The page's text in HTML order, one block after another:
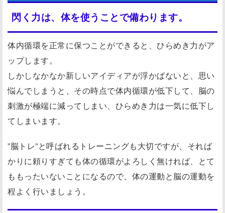
閃く力は、体を使うことで備わります。
体内循環を正常に保つことができると、ひらめき力がア
ップします。
しかしなかなか新しいアイディアが浮かばないと、思い
悩んでしまうと、その時点で体内循環が低下して、脳の
刺激が極端に減ってしまい、ひらめき力は一気に低下し
てしまいます。
”脳トレ”と呼ばれるトレーニングも大切ですが、それば
かりに頼りすぎても体の循環がよろしく無ければ、とて
ももったいないことになるので、体の運動と脳の運動を
程よく行いましょう。